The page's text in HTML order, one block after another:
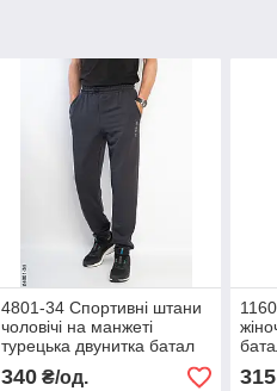
4801-34 Спортивні штани
чоловічі на манжеті
турецька двунитка батал
(5 од: 50,52,54,56,58)
340₴/од. 315